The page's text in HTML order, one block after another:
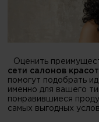
Оценить
сети салонов
помогут подобрать
именно для вашего
понравившиеся
самых выгодных